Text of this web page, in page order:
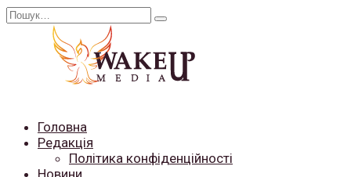
Перейти
Search
Головна
Редакція
Політика конфіденційності
Новини